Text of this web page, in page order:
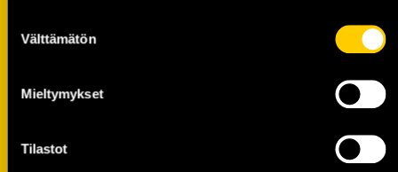
valinta
Välttämätön
Mieltymykset
Tilastot
04.08.
juniorityötä!
harjoitusotteluiden liput nyt myynnissä!
Haetaan työntekijää KalPa Shopille